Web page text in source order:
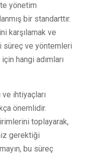
yönetim
bir standarttır.
karşılamak ve
süreç ve yöntemleri
hangi adımları
ihtiyaçları
önemlidir.
toplayarak,
gerektiği
bu süreç